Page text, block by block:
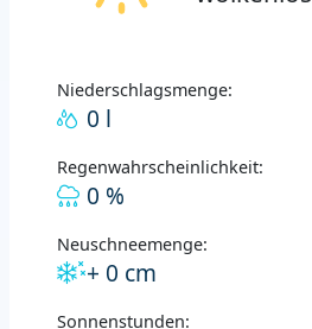
Niederschlagsmenge:
0 l
Regenwahrscheinlichkeit:
0 %
Neuschneemenge:
+ 0 cm
Sonnenstunden: